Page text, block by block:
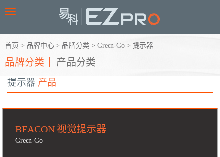
Toggle
首页 > 品牌中心 > 品牌分类 > Green-Go > 提示器
品牌分类 产品分类
提示器 产品
BEACON 视觉提示器
Green-Go